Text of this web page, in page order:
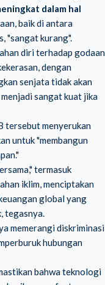
dalam hal
baik di antara
"sangat kurang".
diri terhadap godaan
dengan
senjata tidak akan
sangat kuat jika
tersebut menyerukan
untuk "membangun
termasuk
iklim, menciptakan
global yang
tegasnya.
memerangi diskriminasi
hubungan
bahwa teknologi